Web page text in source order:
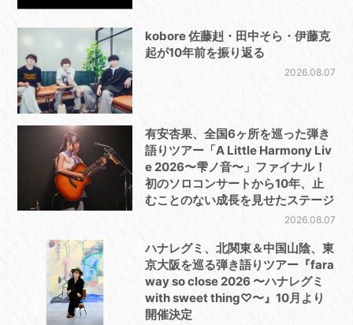
kobore 佐藤赳・田中そら・伊藤克
起が10年前を振り返る
2026.08.07
有安杏果、全国6ヶ所を巡った弾き
語りツアー「A Little Harmony Liv
e 2026〜雫ノ音〜」ファイナル！
初のソロコンサートから10年、止
むことのない成長を見せたステージ
2026.08.07
ハナレグミ、北関東＆中国山陰、東
京大阪を巡る弾き語りツアー『fara
way so close 2026 〜ハナレグミ
with sweet thing♡〜』10月より
開催決定